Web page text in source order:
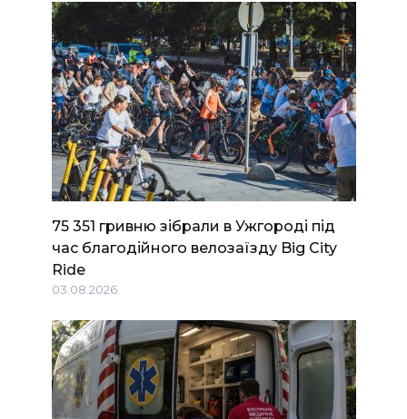
75 351 гривню зібрали в Ужгороді під
час благодійного велозаїзду Big Сity
Ride
03.08.2026